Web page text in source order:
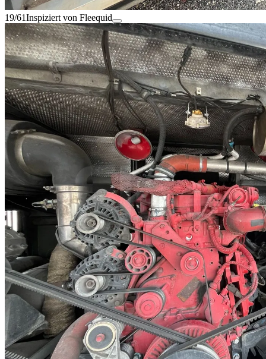
19/61Inspiziert von Fleequid